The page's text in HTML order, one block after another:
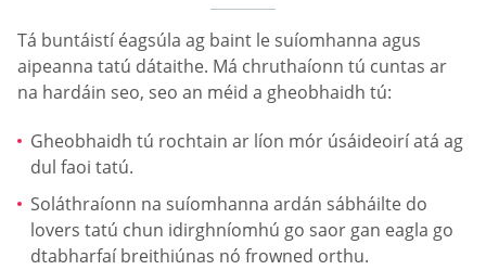
Tá buntáistí éagsúla ag baint le suíomhanna agus
aipeanna tatú dátaithe. Má chruthaíonn tú cuntas ar
na hardáin seo, seo an méid a gheobhaidh tú:
Gheobhaidh tú rochtain ar líon mór úsáideoirí atá ag
dul faoi tatú.
Soláthraíonn na suíomhanna ardán sábháilte do
lovers tatú chun idirghníomhú go saor gan eagla go
dtabharfaí breithiúnas nó frowned orthu.